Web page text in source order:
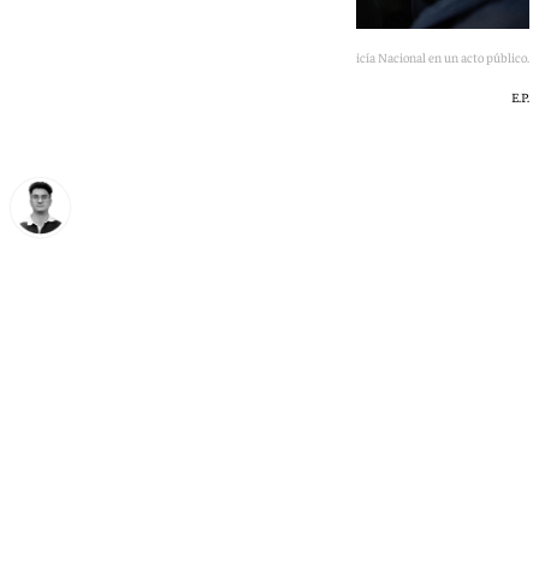
Vito Quiles, arrinconado por agentes de la Policía Nacional en un acto público.
E.P.